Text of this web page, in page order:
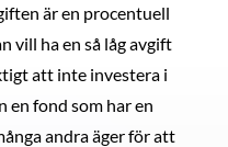
är en procentuell
vill ha en så låg avgift
att inte investera i
en fond som har en
andra äger för att